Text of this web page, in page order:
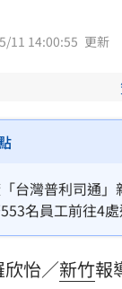
亞軍 張善政
單計算方式違
我友邦封殺！
永和竟只賣
叔插刀：要死
11 14:00:55 更新
台灣普利司通
名員工前往4
中」。
怡／新竹報